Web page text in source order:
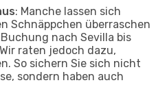
: Manche lassen sich
Schnäppchen überraschen
nach Sevilla bis
raten jedoch dazu,
So sichern Sie sich nicht
sondern haben auch